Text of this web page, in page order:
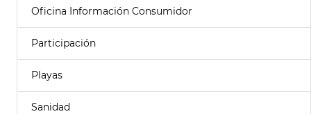
Oficina Información Consumidor
Participación
Playas
Sanidad